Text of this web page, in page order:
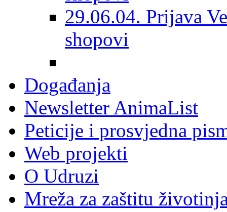
29.06.04. Prijava
shopovi
Događanja
Newsletter AnimaList
Peticije i prosvjedna
Web projekti
O Udruzi
Mreža za zaštitu